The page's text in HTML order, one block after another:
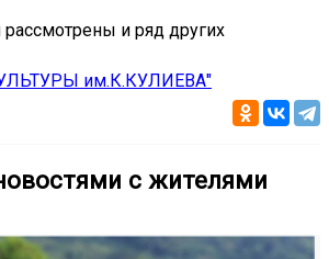
и ряд других
им.К.КУЛИЕВА"
с жителями